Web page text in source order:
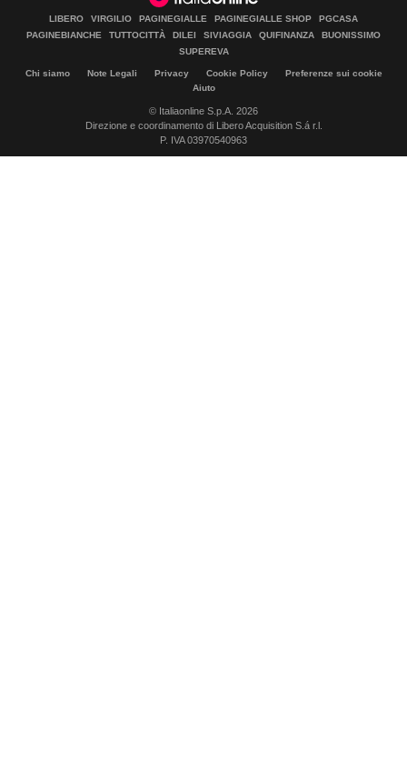
LIBERO VIRGILIO PAGINEGIALLE PAGINEGIALLE SHOP
PGCASA
PAGINEBIANCHE
TUTTOCITTÀ DILEI SIVIAGGIA QUIFINANZA
BUONISSIMO
SUPEREVA
Chi siamo Note Legali Privacy Cookie Policy
Preferenze sui cookie
Aiuto
© Italiaonline S.p.A. 2026
Direzione e coordinamento di Libero Acquisition S.á r.l.
P. IVA 03970540963